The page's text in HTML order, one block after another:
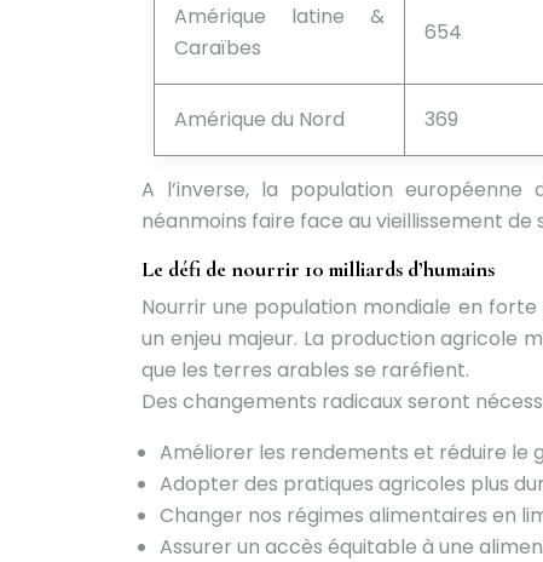
Amérique latine &
Caraïbes
654
Amérique du Nord 369
A l’inverse, la population
néanmoins faire face au vieillissement
Le défi de nourrir 10 milliards d’humains
Nourrir une population mondiale en
un enjeu majeur. La production agricole
que les terres arables se raréfient.
Des changements radicaux seront
Améliorer les rendements et réduire le
Adopter des pratiques agricoles plus
Changer nos régimes alimentaires en
Assurer un accès équitable à une